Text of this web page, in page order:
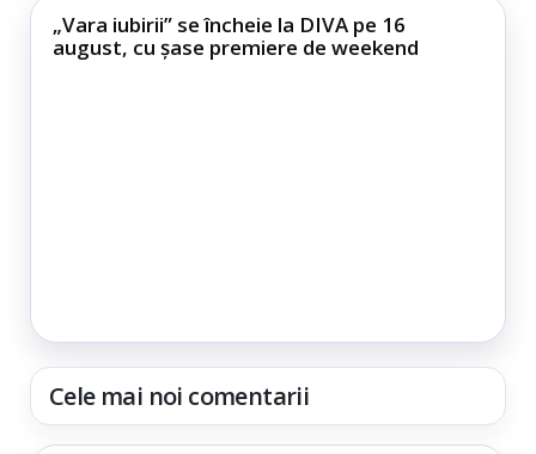
„Vara iubirii” se încheie la DIVA pe 16
august, cu șase premiere de weekend
Cele mai noi comentarii